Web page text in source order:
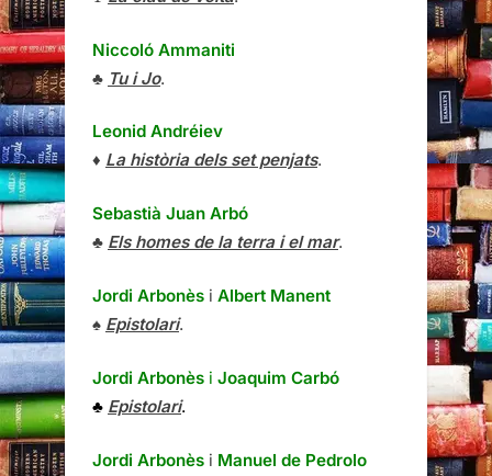
Niccoló Ammaniti
♣ Tu i Jo.
Leonid Andréiev
♦ La història dels set penjats.
Sebastià Juan Arbó
♣ Els homes de la terra i el mar.
Jordi Arbonès i Albert Manent
♠ Epistolari.
Jordi Arbonès i Joaquim Carbó
♣ Epistolari.
Jordi Arbonès i Manuel de Pedrolo